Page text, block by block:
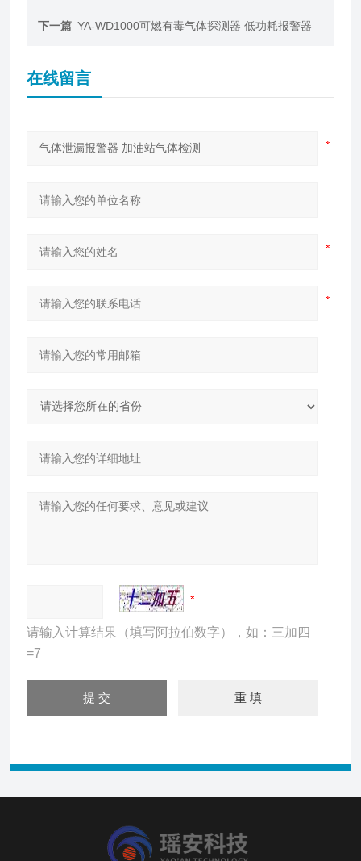
下一篇 YA-WD1000可燃有毒气体探测器 低功耗报警器
在线留言
请输入计算结果（填写阿拉伯数字），如：三加四
=7